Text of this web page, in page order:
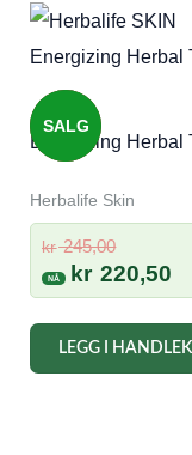
SALG
Energizing Herbal
Herbalife Skin
kr245,00
pris
var:
kr
kr 220,50
kr
LEGG I